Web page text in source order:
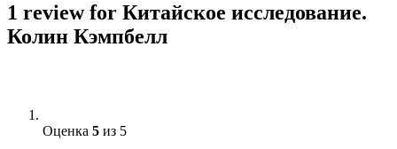
1 review for Китайское исследование.
Колин Кэмпбелл
Оценка 5 из 5